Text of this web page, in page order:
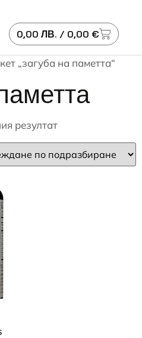
0,00 ЛВ. / 0,00 €
„загуба на паметта“
резултат